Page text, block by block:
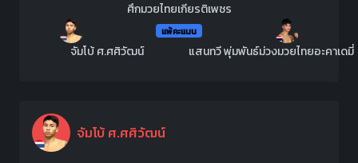
ศึกมวยไทยเกียรติเพชร
แพ้คะแนน
จัมโบ้ ศ.ศศิวัฒน์ แสนทวี พุ่มพันธ์ม่วงมวยไทยอะคาเดมี่
จัมโบ้ ศ.ศศิวัฒน์